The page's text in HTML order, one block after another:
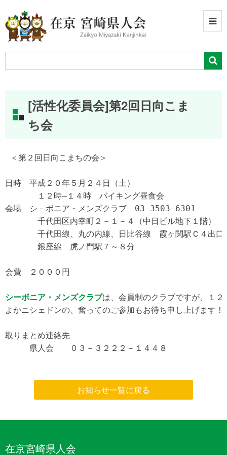
[活性化委員会]第2回日向こま
ち会
＜第２回日向こまちの会＞
日時　平成２０年５月２４日（土）
１２時―１４時　バイキング昼食会
会場　シ－ボニア・メンズクラブ　03-3503-6301
千代田区内幸町２－１－４（中日ビル地下１階）
千代田線、丸の内線、日比谷線　霞ヶ関駅Ｃ４出口
銀座線　虎ノ門駅７～８分
会費　２０００円
シーボニア・メンズクラブは、会員制のクラブですが、１
よかニシェドンの、奮ってのご参加もお待ち申し上げます！
取りまとめ連絡先
県人会　　０３－３２２２－１４４８
お知らせ一覧に戻る
在京宮崎県人会